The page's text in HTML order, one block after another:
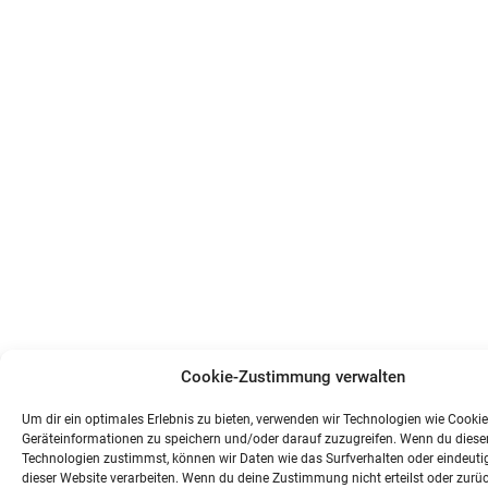
Cookie-Zustimmung verwalten
Um dir ein optimales Erlebnis zu bieten, verwenden wir Technologien wie
Geräteinformationen zu speichern und/oder darauf zuzugreifen. Wenn du
Technologien zustimmst, können wir Daten wie das Surfverhalten oder
dieser Website verarbeiten. Wenn du deine Zustimmung nicht erteilst oder